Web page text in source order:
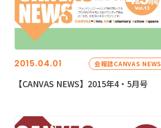
2015.04.01 会報誌CANVAS NEWS
【CANVAS NEWS】2015年4・5月号